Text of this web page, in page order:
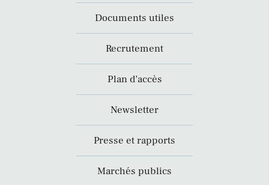
Documents utiles
Recrutement
Plan d’accès
Newsletter
Presse et rapports
Marchés publics